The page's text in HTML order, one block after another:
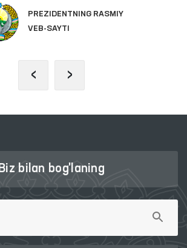
PREZIDENTNING RASMIY
VEB-SAYTI
‹ ›
Biz bilan bog'laning